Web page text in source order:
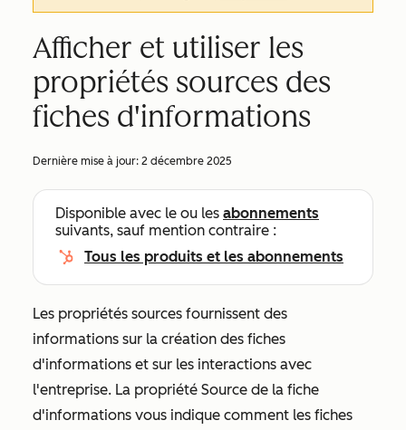
Afficher et utiliser les
propriétés sources des
fiches d'informations
Dernière mise à jour: 2 décembre 2025
Disponible avec le ou les abonnements
suivants, sauf mention contraire :
Tous les produits et les abonnements
Les propriétés sources fournissent des
informations sur la création des fiches
d'informations et sur les interactions avec
l'entreprise. La propriété Source de la fiche
d'informations vous indique comment les fiches